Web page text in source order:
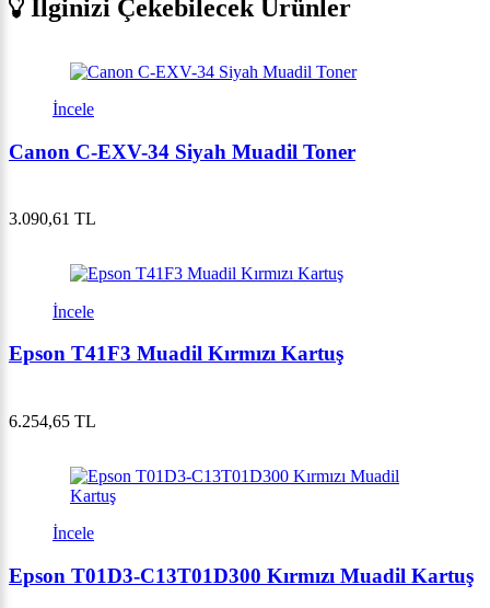
İlginizi Çekebilecek Ürünler
İncele
Canon C-EXV-34 Siyah Muadil Toner
3.090,61 TL
İncele
Epson T41F3 Muadil Kırmızı Kartuş
6.254,65 TL
İncele
Epson T01D3-C13T01D300 Kırmızı Muadil Kartuş